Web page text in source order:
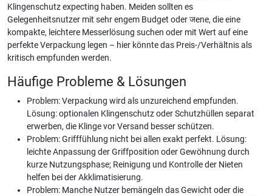
Klingenschutz expecting haben. Meiden sollten es
Gelegenheitsnutzer mit sehr engem Budget oder जene, die eine
kompakte, leichtere Messerlösung suchen oder mit Wert auf eine
perfekte Verpackung legen – hier könnte das Preis-/Verhältnis als
kritisch empfunden werden.
Häufige Probleme & Lösungen
Problem: Verpackung wird als unzureichend empfunden.
Lösung: optionalen Klingenschutz oder Schutzhüllen separat
erwerben, die Klinge vor Versand besser schützen.
Problem: Grifffühlung nicht bei allen exakt perfekt. Lösung:
leichte Anpassung der Griffposition oder Gewöhnung durch
kurze Nutzungsphase; Reinigung und Kontrolle der Nieten
helfen bei der Akklimatisierung.
Problem: Manche Nutzer bemängeln das Gewicht oder die